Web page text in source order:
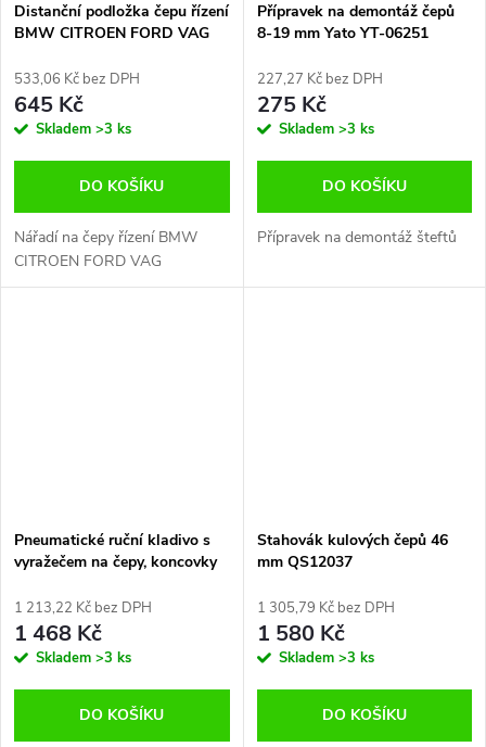
Distanční podložka čepu řízení
BMW CITROEN FORD VAG
533,06 Kč bez DPH
645 Kč
Skladem >3 ks
DO KOŠÍKU
Nářadí na čepy řízení BMW
CITROEN FORD VAG
Přípravek na demontáž čepů
8-19 mm Yato YT-06251
227,27 Kč bez DPH
275 Kč
Skladem >3 ks
DO KOŠÍKU
Přípravek na demontáž šteftů
Pneumatické ruční kladivo s
vyražečem na čepy, koncovky
1 213,22 Kč bez DPH
1 468 Kč
Skladem >3 ks
DO KOŠÍKU
Stahovák kulových čepů 46
mm QS12037
1 305,79 Kč bez DPH
1 580 Kč
Skladem >3 ks
DO KOŠÍKU